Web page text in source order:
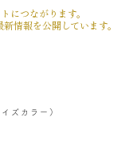
につながります。
情報を公開しています。
ズカラー）